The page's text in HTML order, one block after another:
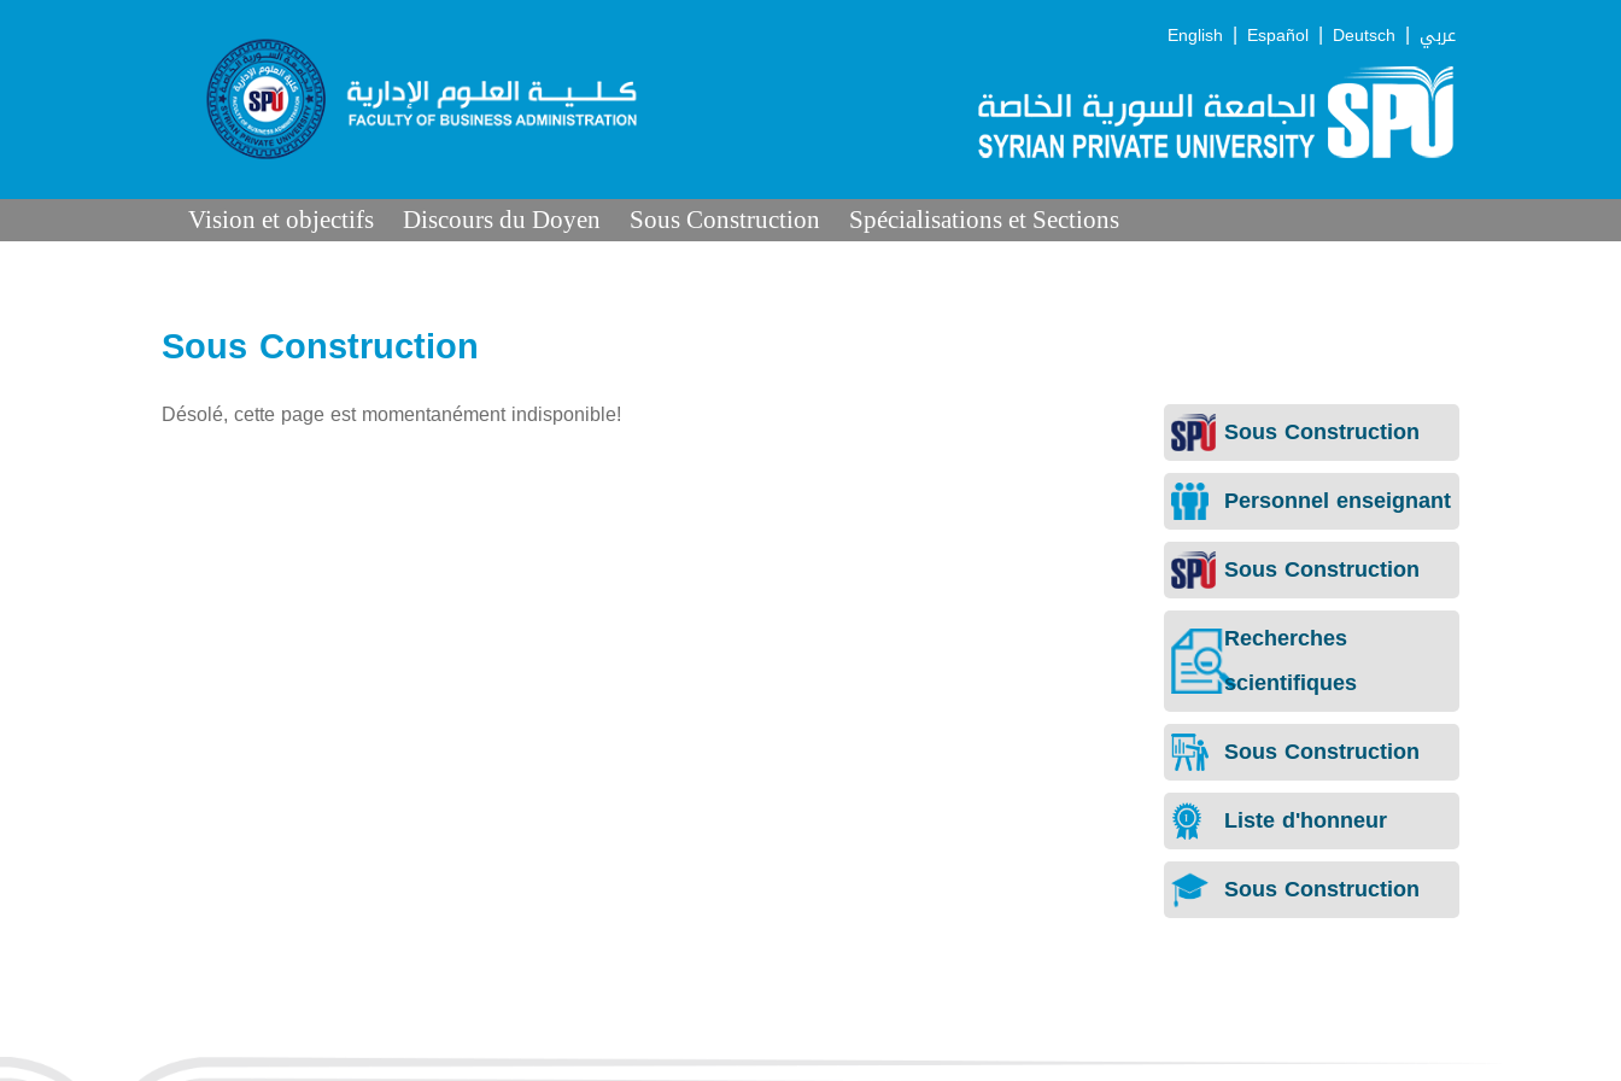
English | Español | Deutsch | عربي
Vision et objectifs Discours du Doyen Sous Construction Spécialisations et Sections
Sous Construction
Sous Construction
Personnel enseignant
Sous Construction
Recherches
scientifiques
Sous Construction
Liste d'honneur
Sous Construction
Désolé, cette page est momentanément indisponible!